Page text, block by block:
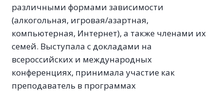
различными формами зависимости
(алкогольная, игровая/азартная,
компьютерная, Интернет), а также членами их
семей. Выступала с докладами на
всероссийских и международных
конференциях, принимала участие как
преподаватель в программах